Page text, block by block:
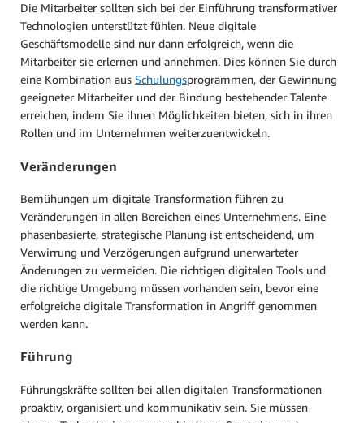
Die Mitarbeiter sollten sich bei der Einführung transformativer
Technologien unterstützt fühlen. Neue digitale
Geschäftsmodelle sind nur dann erfolgreich, wenn die
Mitarbeiter sie erlernen und annehmen. Dies können Sie durch
eine Kombination aus Schulungsprogrammen, der Gewinnung
geeigneter Mitarbeiter und der Bindung bestehender Talente
erreichen, indem Sie ihnen Möglichkeiten bieten, sich in ihren
Rollen und im Unternehmen weiterzuentwickeln.
Veränderungen
Bemühungen um digitale Transformation führen zu
Veränderungen in allen Bereichen eines Unternehmens. Eine
phasenbasierte, strategische Planung ist entscheidend, um
Verwirrung und Verzögerungen aufgrund unerwarteter
Änderungen zu vermeiden. Die richtigen digitalen Tools und
die richtige Umgebung müssen vorhanden sein, bevor eine
erfolgreiche digitale Transformation in Angriff genommen
werden kann.
Führung
Führungskräfte sollten bei allen digitalen Transformationen
proaktiv, organisiert und kommunikativ sein. Sie müssen